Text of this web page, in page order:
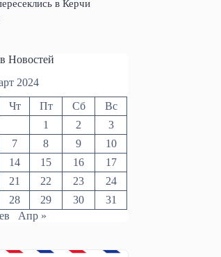
в Керчи
Новостей
2024
Чт Пт Сб
Вс
1
2
3
7 8 9
10
14 15 16
17
21 22 23
24
28 29 30
31
Апр »